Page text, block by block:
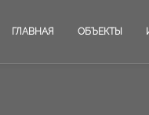
ГЛАВНАЯ ОБЪЕКТЫ